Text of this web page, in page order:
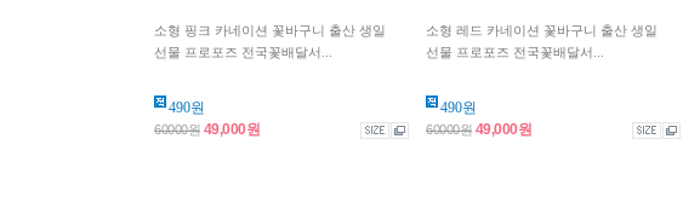
소형 핑크 카네이션 꽃바구니 출산 생일
선물 프로포즈 전국꽃배달서...
490원
60000원 49,000원
소형 레드 카네이션 꽃바구니 출산 생일
선물 프로포즈 전국꽃배달서...
490원
60000원 49,000원